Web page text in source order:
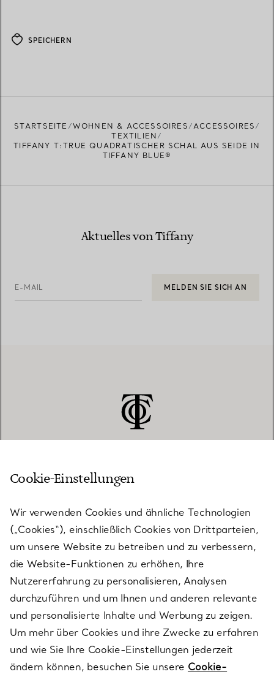
SPEICHERN
STARTSEITE WOHNEN & ACCESSOIRES
ACCESSOIRES
TEXTILIEN
TIFFANY T:TRUE QUADRATISCHER SCHAL AUS SEIDE IN
TIFFANY BLUE®
Aktuelles von Tiffany
E-MAIL MELDEN SIE SICH AN
KUNDENSERVICE
SERVICES
ÜBER TIFFANY & CO.
RECHTLICHE HINWEISE
Cookie-Einstellungen
Wir verwenden Cookies und ähnliche Technologien
(„Cookies“), einschließlich Cookies von Drittparteien,
um unsere Website zu betreiben und zu verbessern,
die Website-Funktionen zu erhöhen, Ihre
Nutzererfahrung zu personalisieren, Analysen
durchzuführen und um Ihnen und anderen relevante
und personalisierte Inhalte und Werbung zu zeigen.
Um mehr über Cookies und ihre Zwecke zu erfahren
und wie Sie Ihre Cookie-Einstellungen jederzeit
ändern können, besuchen Sie unsere Cookie-